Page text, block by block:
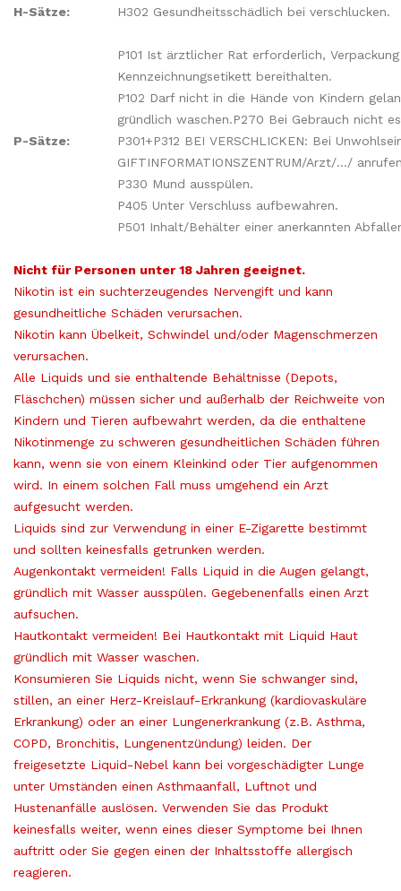
H-Sätze: H302 Gesundheitsschädlich bei verschlucken.
P-Sätze:
P101 Ist ärztlicher Rat erforderlich,
Kennzeichnungsetikett bereithalten.
P102 Darf nicht in die Hände von Kindern
gründlich waschen.P270 Bei Gebrauch nicht
P301+P312 BEI VERSCHLICKEN: Bei
GIFTINFORMATIONSZENTRUM/Arzt/.../
P330 Mund ausspülen.
P405 Unter Verschluss aufbewahren.
P501 Inhalt/Behälter einer anerkannten
Nicht für Personen unter 18 Jahren geeignet.
Nikotin ist ein suchterzeugendes Nervengift und kann
gesundheitliche Schäden verursachen.
Nikotin kann Übelkeit, Schwindel und/oder Magenschmerzen
verursachen.
Alle Liquids und sie enthaltende Behältnisse (Depots,
Fläschchen) müssen sicher und außerhalb der Reichweite von
Kindern und Tieren aufbewahrt werden, da die enthaltene
Nikotinmenge zu schweren gesundheitlichen Schäden führen
kann, wenn sie von einem Kleinkind oder Tier aufgenommen
wird. In einem solchen Fall muss umgehend ein Arzt
aufgesucht werden.
Liquids sind zur Verwendung in einer E-Zigarette bestimmt
und sollten keinesfalls getrunken werden.
Augenkontakt vermeiden! Falls Liquid in die Augen gelangt,
gründlich mit Wasser ausspülen. Gegebenenfalls einen Arzt
aufsuchen.
Hautkontakt vermeiden! Bei Hautkontakt mit Liquid Haut
gründlich mit Wasser waschen.
Konsumieren Sie Liquids nicht, wenn Sie schwanger sind,
stillen, an einer Herz-Kreislauf-Erkrankung (kardiovaskuläre
Erkrankung) oder an einer Lungenerkrankung (z.B. Asthma,
COPD, Bronchitis, Lungenentzündung) leiden. Der
freigesetzte Liquid-Nebel kann bei vorgeschädigter Lunge
unter Umständen einen Asthmaanfall, Luftnot und
Hustenanfälle auslösen. Verwenden Sie das Produkt
keinesfalls weiter, wenn eines dieser Symptome bei Ihnen
auftritt oder Sie gegen einen der Inhaltsstoffe allergisch
reagieren.